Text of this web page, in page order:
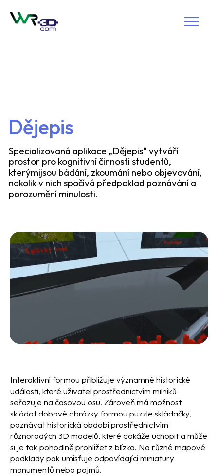
Dějepis
Specializovaná aplikace „Dějepis“ vytváří
prostor pro kognitivní činnosti studentů,
kterýmijsou bádání, zkoumání nebo objevování,
nakolik v nich spočívá předpoklad poznávání a
porozumění minulosti.
Interaktivní formou přibližuje významné historické
události, které uživatel prostřednictvím milníků
seřazuje na časovou osu. Zároveň má možnost
skládat dobové obrázky formou puzzle skládačky,
poznávat historická období prostřednictvím
různorodých 3D modelů, které dokáže uchopit a může
si je tak pohodlně prohlížet z blízka. Na různé mapové
podklady pak umísťuje odpovídající miniatury
monumentů nebo pojmů.